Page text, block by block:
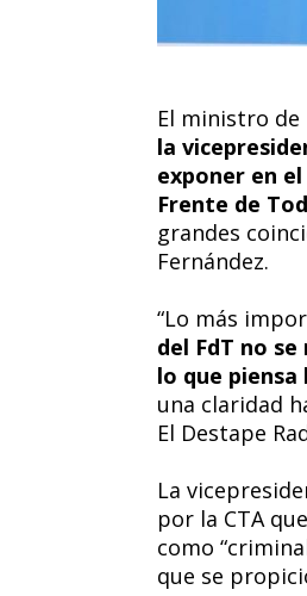
El ministro
la
exponer en
Frente de
grandes
Fernández.
“Lo más
del FdT no
lo que
una claridad
El Destape
La
por la CTA
como
que se